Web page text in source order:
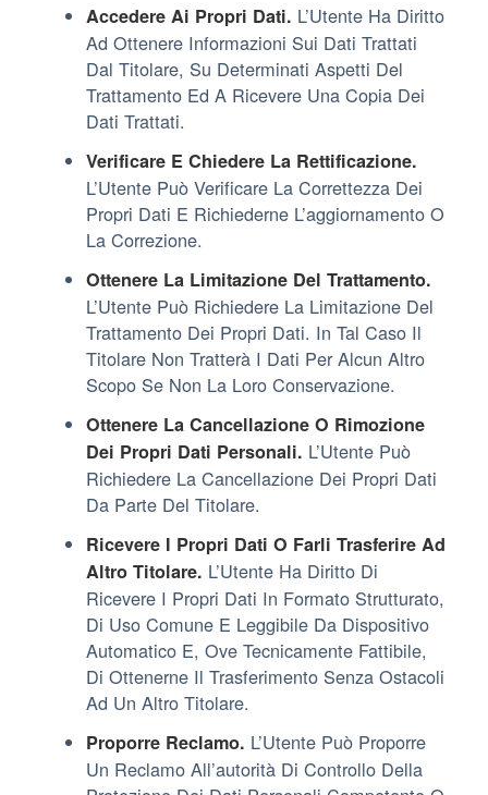
Accedere Ai Propri Dati. L’Utente Ha Diritto
Ad Ottenere Informazioni Sui Dati Trattati
Dal Titolare, Su Determinati Aspetti Del
Trattamento Ed A Ricevere Una Copia Dei
Dati Trattati.
Verificare E Chiedere La Rettificazione.
L’Utente Può Verificare La Correttezza Dei
Propri Dati E Richiederne L’aggiornamento O
La Correzione.
Ottenere La Limitazione Del Trattamento.
L’Utente Può Richiedere La Limitazione Del
Trattamento Dei Propri Dati. In Tal Caso Il
Titolare Non Tratterà I Dati Per Alcun Altro
Scopo Se Non La Loro Conservazione.
Ottenere La Cancellazione O Rimozione
Dei Propri Dati Personali. L’Utente Può
Richiedere La Cancellazione Dei Propri Dati
Da Parte Del Titolare.
Ricevere I Propri Dati O Farli Trasferire Ad
Altro Titolare. L’Utente Ha Diritto Di
Ricevere I Propri Dati In Formato Strutturato,
Di Uso Comune E Leggibile Da Dispositivo
Automatico E, Ove Tecnicamente Fattibile,
Di Ottenerne Il Trasferimento Senza Ostacoli
Ad Un Altro Titolare.
Proporre Reclamo. L’Utente Può Proporre
Un Reclamo All’autorità Di Controllo Della